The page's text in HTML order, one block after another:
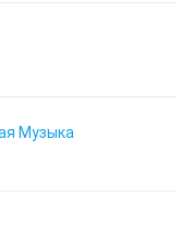
Музыка